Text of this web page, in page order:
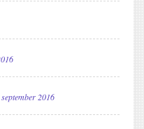
september 2016